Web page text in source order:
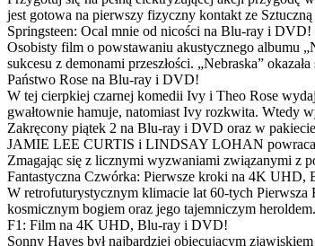
jest gotowa na pierwszy fizyczny kontakt ze
Springsteen: Ocal mnie od nicości na Blu-ray i DVD!
Osobisty film o powstawaniu akustycznego albumu
sukcesu z demonami przeszłości. „Nebraska”
Państwo Rose na Blu-ray i DVD!
W tej cierpkiej czarnej komedii Ivy i Theo Rose
gwałtownie hamuje, natomiast Ivy rozkwita. Wtedy
Zakręcony piątek 2 na Blu-ray i DVD oraz w
JAMIE LEE CURTIS i LINDSAY LOHAN powracają
Zmagając się z licznymi wyzwaniami związanymi z
Fantastyczna Czwórka: Pierwsze kroki na 4K
W retrofuturystycznym klimacie lat 60-tych
kosmicznym bogiem oraz jego tajemniczym
F1: Film na 4K UHD, Blu-ray i DVD!
Sonny Hayes był najbardziej obiecującym